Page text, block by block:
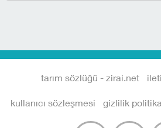
tarım sözlüğü - zirai.net
kullanıcı sözleşmesi gizlilik